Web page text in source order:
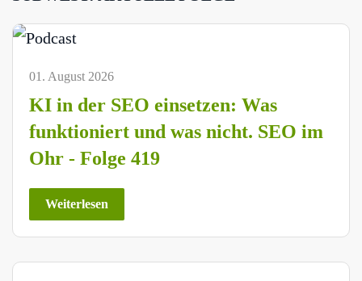
01. August 2026
KI in der SEO einsetzen: Was
funktioniert und was nicht. SEO im
Ohr - Folge 419
Weiterlesen